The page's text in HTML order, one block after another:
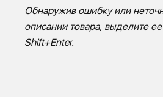
Обнаружив ошибку или
описании товара, выделите
Shift+Enter.